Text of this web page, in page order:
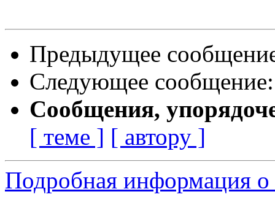
Предыдущее
Следующее
Сообщения,
[ теме ] [ автору ]
Подробная информация